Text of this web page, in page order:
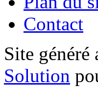
Contact
Site
Solution